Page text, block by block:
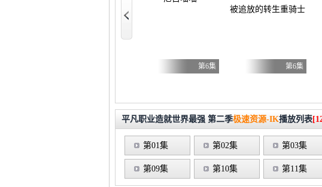
女？不，我是杂役女仆（自豪）！
第6集
被追放的转生重骑士用游
第6集
平凡职业造就世界最强 第二季极速资源-IK播放列表
第01集 第02集 第03集
第09集 第10集 第11集